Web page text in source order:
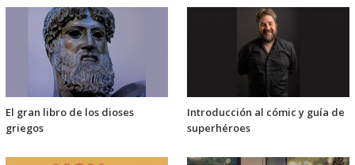
El gran libro de los dioses
griegos
Introducción al cómic y guía de
superhéroes